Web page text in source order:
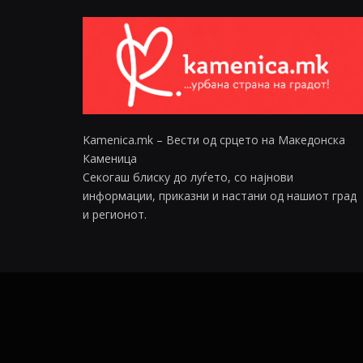
Kamenica.mk – Вести од срцето на Македонска
Каменица
Секогаш блиску до луѓето, со најнови
информации, приказни и настани од нашиот град
и регионот.